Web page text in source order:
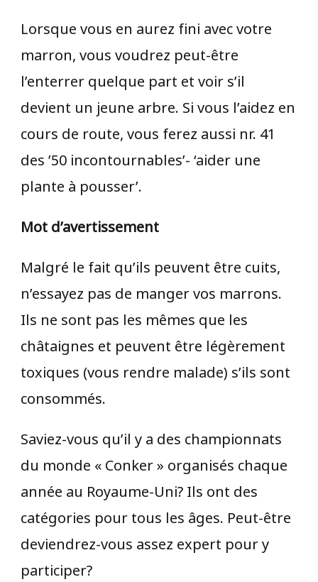
Lorsque vous en aurez fini avec votre
marron, vous voudrez peut-être
l’enterrer quelque part et voir s’il
devient un jeune arbre. Si vous l’aidez en
cours de route, vous ferez aussi nr. 41
des ’50 incontournables’- ‘aider une
plante à pousser’.
Mot d’avertissement
Malgré le fait qu’ils peuvent être cuits,
n’essayez pas de manger vos marrons.
Ils ne sont pas les mêmes que les
châtaignes et peuvent être légèrement
toxiques (vous rendre malade) s’ils sont
consommés.
Saviez-vous qu’il y a des championnats
du monde « Conker » organisés chaque
année au Royaume-Uni? Ils ont des
catégories pour tous les âges. Peut-être
deviendrez-vous assez expert pour y
participer?